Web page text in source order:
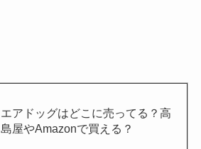
エアドッグはどこに売ってる？高
島屋やAmazonで買える？